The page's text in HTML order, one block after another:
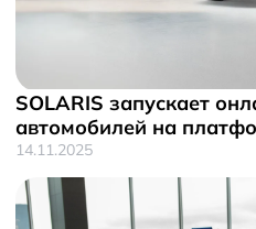
SOLARIS запускает
автомобилей на
14.11.2025